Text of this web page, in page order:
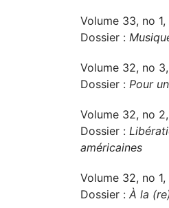
Volume 33, no
Dossier :
Volume 32, no
Dossier : Pour
Volume 32, no
Dossier :
américaines
Volume 32, no
Dossier : À la